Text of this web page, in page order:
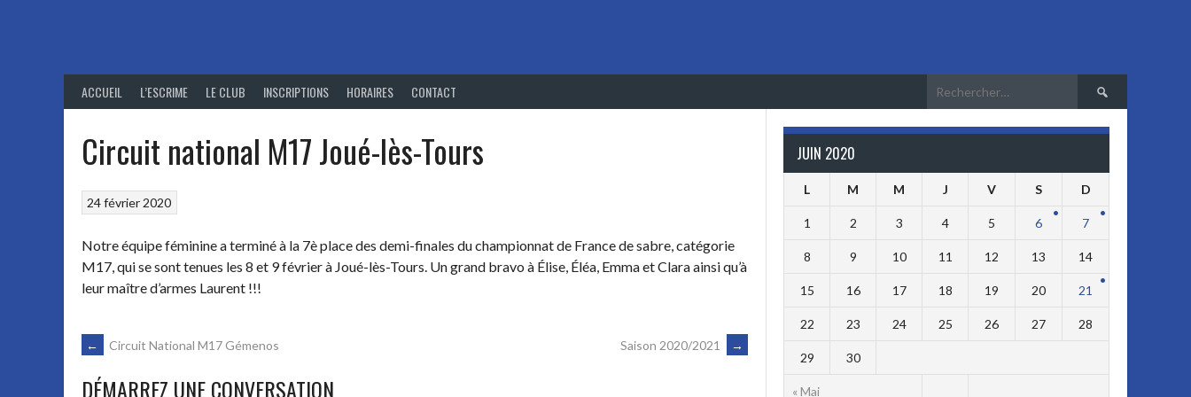
ACCUEIL L’ESCRIME LE CLUB INSCRIPTIONS HORAIRES CONTACT Rechercher :
Circuit national M17 Joué-lès-Tours
24 février 2020
Notre équipe féminine a terminé à la 7è place des demi-finales du championnat de France de sabre, catégorie
M17, qui se sont tenues les 8 et 9 février à Joué-lès-Tours. Un grand bravo à Élise, Éléa, Emma et Clara ainsi qu’à
leur maître d’armes Laurent !!!
NAVIGATION
← Circuit National M17 Gémenos Saison 2020/2021 →
DÉMARREZ UNE CONVERSATION
JUIN 2020
L M M J V S D
« Mai
1 2 3 4 5 6 7
8 9 10 11 12 13 14
15 16 17 18 19 20 21
22 23 24 25 26 27 28
29 30